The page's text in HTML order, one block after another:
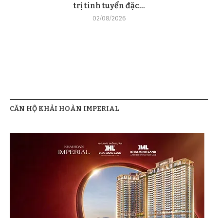
trị tinh tuyển đặc...
02/08/2026
CĂN HỘ KHẢI HOÀN IMPERIAL